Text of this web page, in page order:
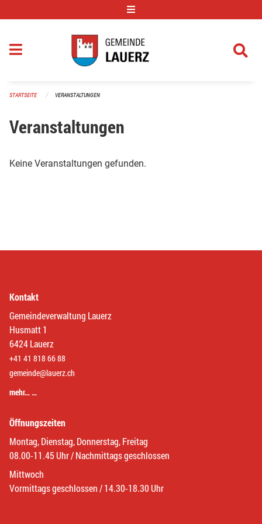
STARTSEITE VERANSTALTUNGEN
Veranstaltungen
Keine Veranstaltungen gefunden.
Kontakt
Gemeindeverwaltung Lauerz
Husmatt 1
6424 Lauerz
+41 41 818 66 88
gemeinde@lauerz.ch
mehr… …
Öffnungszeiten
Montag, Dienstag, Donnerstag, Freitag
08.00-11.45 Uhr / Nachmittags geschlossen
Mittwoch
Vormittags geschlossen / 14.30-18.30 Uhr